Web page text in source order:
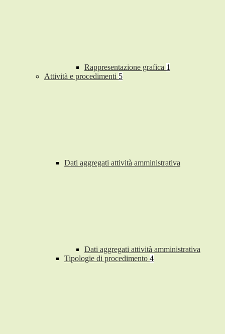
Rappresentazione grafica 1
Attività e procedimenti 5
Dati aggregati attività amministrativa
Dati aggregati attività amministrativa
Tipologie di procedimento 4